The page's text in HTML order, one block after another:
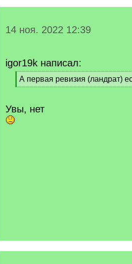
14 ноя. 2022 12:39
igor19k написал:
[
q
А первая ревизия (ландрат)
[
q
]
Увы, нет